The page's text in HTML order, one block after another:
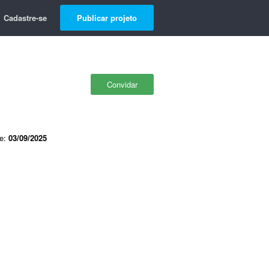
Cadastre-se Publicar projeto
Convidar
03/09/2025